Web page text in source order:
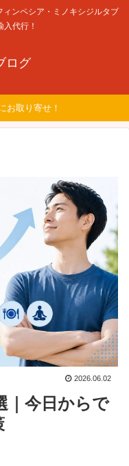
ンペシア・ミノキシジルタブ
代行！
ログ
お取り寄せ！
2026.06.02
｜今日からで